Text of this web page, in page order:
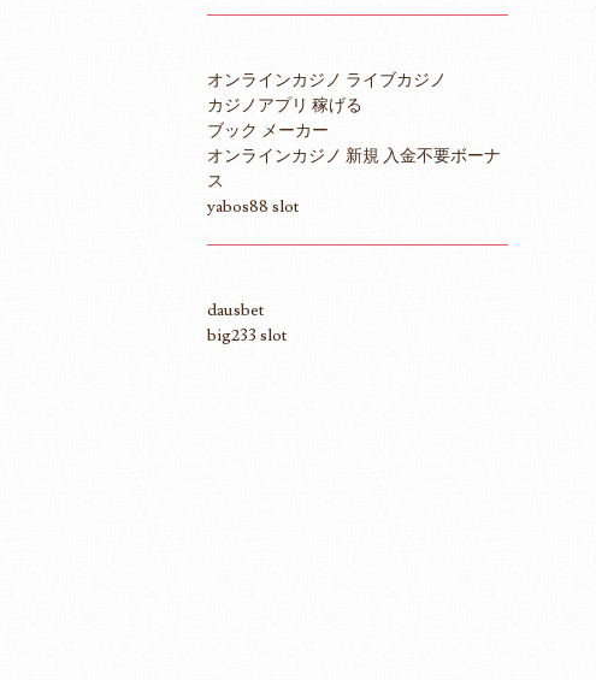
オンラインカジノ ライブカジノ
カジノアプリ 稼げる
ブック メーカー
オンラインカジノ 新規 入金不要ボーナ
ス
yabos88 slot
dausbet
big233 slot